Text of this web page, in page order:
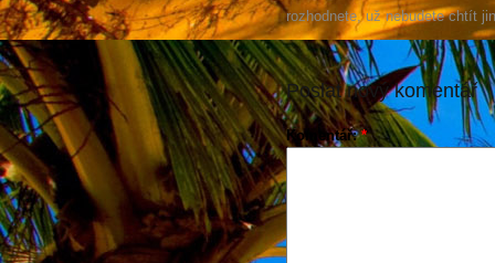
rozhodnete, už nebudete chtít
Poslat nový komentář
Komentář:*